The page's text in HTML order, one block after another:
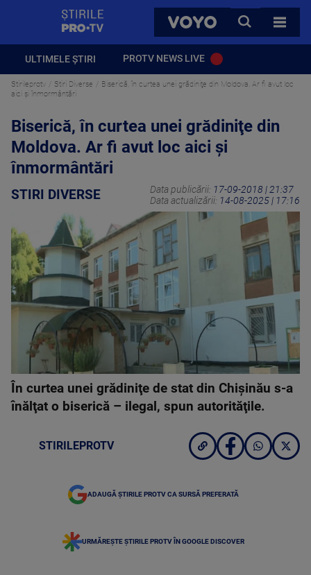
VOYO
CAUTA
TOATE
ULTIMELE ȘTIRI PROTV NEWS LIVE
Stirileprotv Stiri Diverse
Biserică, în curtea unei grădiniţe din Moldova. Ar fi avut loc
aici şi înmormântări
Biserică, în curtea unei grădiniţe din
Moldova. Ar fi avut loc aici şi
înmormântări
STIRI DIVERSE Data publicării: 17-09-2018 | 21:37
Data actualizării: 14-08-2025 | 17:16
În curtea unei grădiniţe de stat din Chişinău s-a
înălţat o biserică – ilegal, spun autorităţile.
STIRILEPROTV
ADAUGĂ ȘTIRILE PROTV CA SURSĂ PREFERATĂ
URMĂREȘTE ȘTIRILE PROTV ÎN GOOGLE DISCOVER